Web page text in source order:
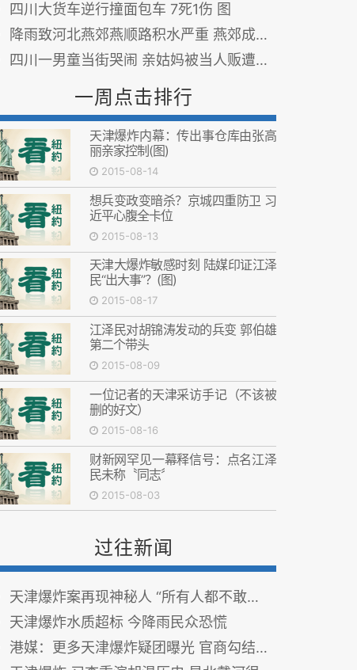
四川大货车逆行撞面包车 7死1伤 图
降雨致河北燕郊燕顺路积水严重 燕郊成"淹郊"
四川一男童当街哭闹 亲姑妈被当人贩遭暴打
一周点击排行
天津爆炸内幕：传出事仓库由张高
丽亲家控制(图)
2015-08-14
想兵变政变暗杀？京城四重防卫 习
近平心腹全卡位
2015-08-13
天津大爆炸敏感时刻 陆媒印证江泽
民“出大事”？(图)
2015-08-17
江泽民对胡锦涛发动的兵变 郭伯雄
第二个带头
2015-08-09
一位记者的天津采访手记（不该被
删的好文）
2015-08-16
财新网罕见一幕释信号：点名江泽
民未称〝同志〞
2015-08-03
过往新闻
天津爆炸案再现神秘人 “所有人都不敢多说一句话”(图)
天津爆炸水质超标 今降雨民众恐慌
港媒：更多天津爆炸疑团曝光 官商勾结是祸根